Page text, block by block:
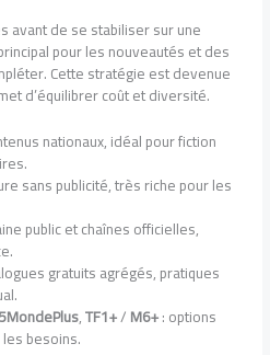
avant de se stabiliser sur une
pour les nouveautés et des
Cette stratégie est devenue
d’équilibrer coût et diversité.
nationaux, idéal pour fiction
sans publicité, très riche pour les
public et chaînes officielles,
gratuits agrégés, pratiques
,TF1+/M6+: options
besoins.